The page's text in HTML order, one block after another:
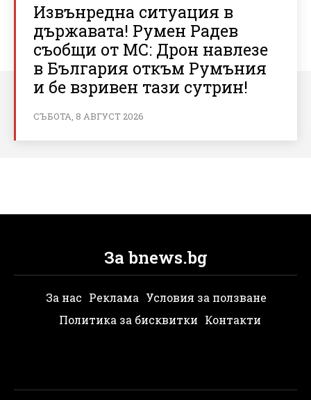
Извънредна ситуация в
държавата! Румен Радев
съобщи от МС: Дрон навлезе
в България откъм Румъния
и бе взривен тази сутрин!
СЪБОТА, 8 АВГУСТ 2026
За bnews.bg
За нас Реклама Условия за ползване
Политика за бисквитки Контакти